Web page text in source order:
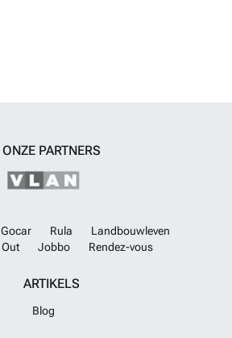
ONZE PARTNERS
Gocar Rula
Landbouwleven
Out Jobbo Rendez-vous
ARTIKELS
Blog